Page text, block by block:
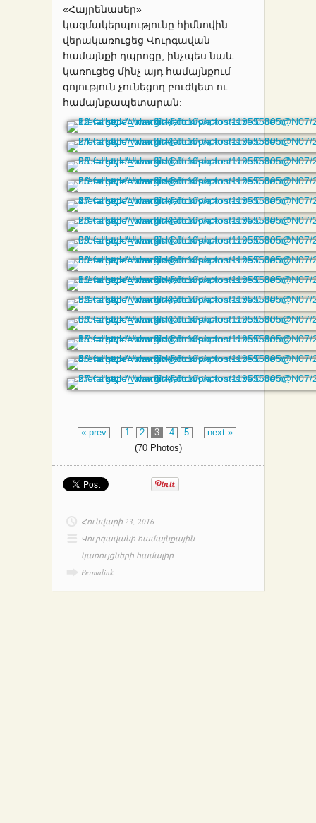
«Հայրենասեր»
կազմակերպությունը հիմնովին
վերակառուցեց Վուրգավան
համայնքի դպրոցը, ինչպես նաև
կառուցեց մինչ այդ համայնքում
գոյություն չունեցող բուժկետ ու
համայնքապետարան:
« prev 1 2 3 4 5
next »
(70 Photos)
Հունվարի 23, 2016
Վուրգավանի համայնքային
կառույցների համալիր
Permalink